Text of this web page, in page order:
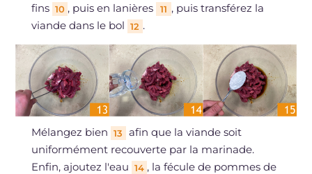
fins 10 , puis en lanières 11 , puis transférez la
viande dans le bol 12 .
Mélangez bien 13
afin que la viande soit
uniformément recouverte par la marinade.
Enfin, ajoutez l'eau 14 , la fécule de pommes de